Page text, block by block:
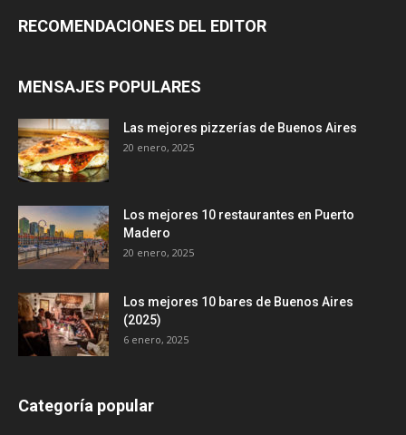
RECOMENDACIONES DEL EDITOR
MENSAJES POPULARES
Las mejores pizzerías de Buenos Aires
20 enero, 2025
Los mejores 10 restaurantes en Puerto
Madero
20 enero, 2025
Los mejores 10 bares de Buenos Aires
(2025)
6 enero, 2025
Categoría popular